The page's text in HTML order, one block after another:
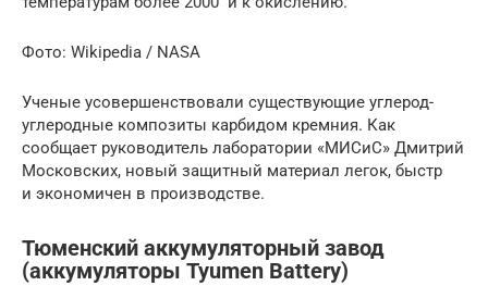
Фото: Wikipedia / NASA
Ученые усовершенствовали существующие углерод-
углеродные композиты карбидом кремния. Как
сообщает руководитель лаборатории «МИСиС» Дмитрий
Московских, новый защитный материал легок, быстр
и экономичен в производстве.
Тюменский аккумуляторный завод
(аккумуляторы Tyumen Battery)